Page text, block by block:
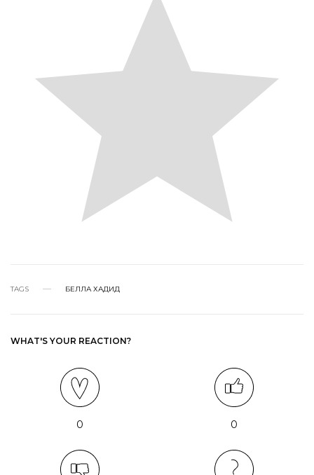
TAGS БЕЛЛА ХАДИД
WHAT'S YOUR REACTION?
0 0